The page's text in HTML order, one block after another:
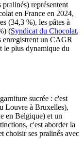
représentent
en France en 2024,
(34,3 %), les pâtes à
(Syndicat du Chocolat,
enregistrent un CAGR
le plus dynamique du
sucrée : c'est
Louvre à Bruxelles),
en Belgique) et un
c'est aborder la
choisir ses pralinés avec